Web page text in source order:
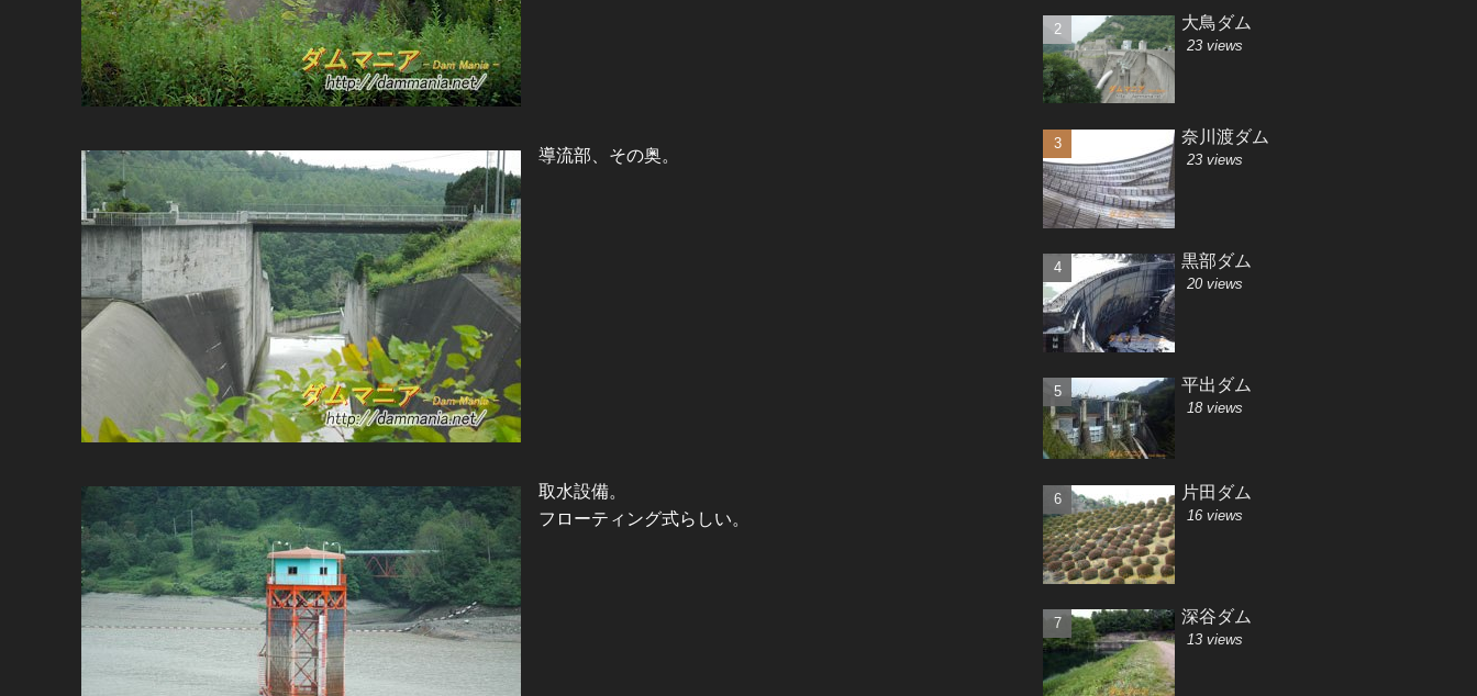
導流部、その奥。
取水設備。
フローティング式らしい。
大鳥ダム
23 views
奈川渡ダム
23 views
黒部ダム
20 views
平出ダム
18 views
片田ダム
16 views
深谷ダム
13 views